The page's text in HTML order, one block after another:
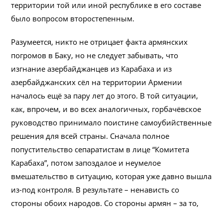
территории той или иной республике в его составе
было вопросом второстепенным.
Разумеется, никто не отрицает факта армянских
погромов в Баку, но не следует забывать, что
изгнание азербайджанцев из Карабаха и из
азербайджанских сёл на территории Армении
началось ещё за пару лет до этого. В той ситуации,
как, впрочем, и во всех аналогичных, горбачёвское
руководство принимало поистине самоубийственные
решения для всей страны. Сначала полное
попустительство сепаратистам в лице “Комитета
Карабаха”, потом запоздалое и неумелое
вмешательство в ситуацию, которая уже давно вышла
из-под контроля. В результате – ненависть со
стороны обоих народов. Со стороны армян – за то,